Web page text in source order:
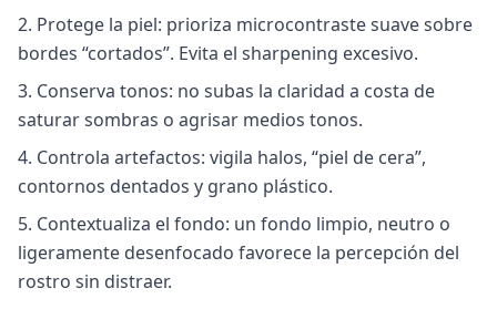
Protege la piel: prioriza microcontraste suave sobre
bordes “cortados”. Evita el sharpening excesivo.
Conserva tonos: no subas la claridad a costa de
saturar sombras o agrisar medios tonos.
Controla artefactos: vigila halos, “piel de cera”,
contornos dentados y grano plástico.
Contextualiza el fondo: un fondo limpio, neutro o
ligeramente desenfocado favorece la percepción del
rostro sin distraer.